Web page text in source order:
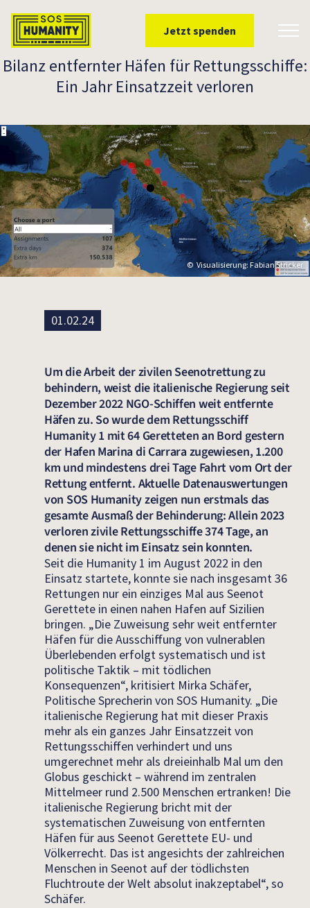
Jetzt spenden
Bilanz entfernter Häfen für Rettungsschiffe:
Ein Jahr Einsatzzeit verloren
Visualisierung: Fabian Stricker
01.02.24
Um die Arbeit der zivilen Seenotrettung zu
behindern, weist die italienische Regierung seit
Dezember 2022 NGO-Schiffen weit entfernte
Häfen zu. So wurde dem Rettungsschiff
Humanity 1 mit 64 Geretteten an Bord gestern
der Hafen Marina di Carrara zugewiesen, 1.200
km und mindestens drei Tage Fahrt vom Ort der
Rettung entfernt. Aktuelle Datenauswertungen
von SOS Humanity zeigen nun erstmals das
gesamte Ausmaß der Behinderung: Allein 2023
verloren zivile Rettungsschiffe 374 Tage, an
denen sie nicht im Einsatz sein konnten.
Seit die Humanity 1 im August 2022 in den
Einsatz startete, konnte sie nach insgesamt 36
Rettungen nur ein einziges Mal aus Seenot
Gerettete in einen nahen Hafen auf Sizilien
bringen. „Die Zuweisung sehr weit entfernter
Häfen für die Ausschiffung von vulnerablen
Überlebenden erfolgt systematisch und ist
politische Taktik – mit tödlichen
Konsequenzen“, kritisiert Mirka Schäfer,
Politische Sprecherin von SOS Humanity. „Die
italienische Regierung hat mit dieser Praxis
mehr als ein ganzes Jahr Einsatzzeit von
Rettungsschiffen verhindert und uns
umgerechnet mehr als dreieinhalb Mal um den
Globus geschickt – während im zentralen
Mittelmeer rund 2.500 Menschen ertranken! Die
italienische Regierung bricht mit der
systematischen Zuweisung von entfernten
Häfen für aus Seenot Gerettete EU- und
Völkerrecht. Das ist angesichts der zahlreichen
Menschen in Seenot auf der tödlichsten
Fluchtroute der Welt absolut inakzeptabel“, so
Schäfer.